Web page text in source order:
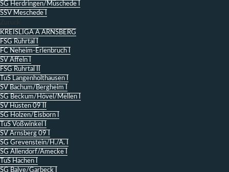
SG Herdringen/Müschede I
SSV Meschede I
Zurück
KREISLIGA A ARNSBERG
FSG Ruhrtal I
FC Neheim-Erlenbruch I
SV Affeln I
FSG Ruhrtal II
TuS Langenholthausen I
SV Bachum/Bergheim I
SG Beckum/Hövel/Mellen I
SV Hüsten 09 II
SG Holzen/Eisborn I
TuS Voßwinkel I
SV Arnsberg 09 I
SG Grevenstein/H./A. I
SG Allendorf/Amecke I
TuS Hachen I
SG Balve/Garbeck I